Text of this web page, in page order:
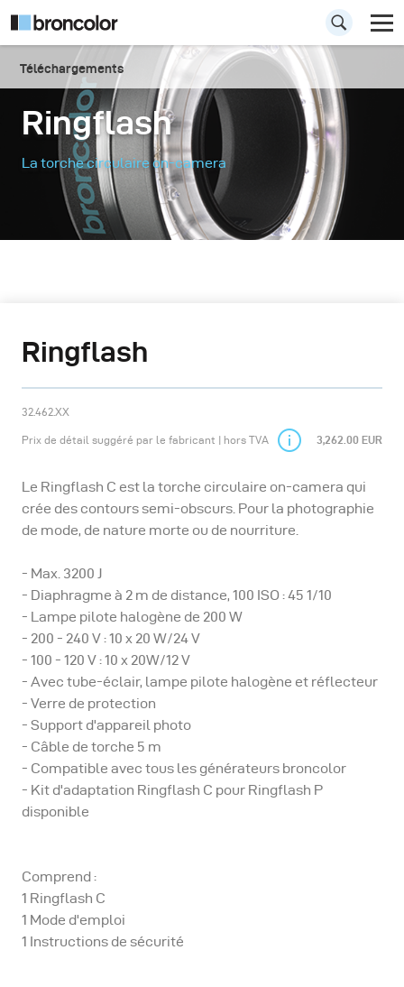
Téléchargements
Ringflash
La torche circulaire on-camera
Ringflash
32.462.XX
Prix de détail suggéré par le fabricant | hors TVA 3,262.00 EUR
Le Ringflash C est la torche circulaire on-camera qui
crée des contours semi-obscurs. Pour la photographie
de mode, de nature morte ou de nourriture.
- Max. 3200 J
- Diaphragme à 2 m de distance, 100 ISO : 45 1/10
- Lampe pilote halogène de 200 W
- 200 - 240 V : 10 x 20 W/24 V
- 100 - 120 V : 10 x 20W/12 V
- Avec tube-éclair, lampe pilote halogène et réflecteur
- Verre de protection
- Support d'appareil photo
- Câble de torche 5 m
- Compatible avec tous les générateurs broncolor
- Kit d'adaptation Ringflash C pour Ringflash P
disponible
Comprend :
1 Ringflash C
1 Mode d'emploi
1 Instructions de sécurité